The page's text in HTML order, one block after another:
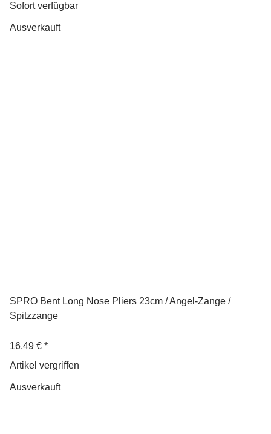
Sofort verfügbar
Ausverkauft
SPRO Bent Long Nose Pliers 23cm / Angel-Zange /
Spitzzange
16,49 € *
Artikel vergriffen
Ausverkauft